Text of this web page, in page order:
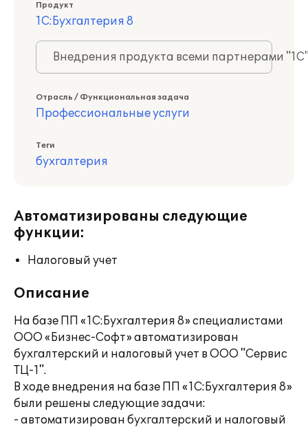
Продукт
1С:Бухгалтерия 8
Внедрения продукта всеми партнерами
Отрасль / Функциональная задача
Профессиональные услуги
Теги
бухгалтерия
Автоматизированы следующие
функции:
Налоговый учет
Описание
На базе ПП «1С:Бухгалтерия 8» специалистами
ООО «Бизнес-Софт» автоматизирован
бухгалтерский и налоговый учет в ООО "Сервис
ТЦ-1".
В ходе внедрения на базе ПП «1С:Бухгалтерия 8»
были решены следующие задачи:
- автоматизирован бухгалтерский и налоговый